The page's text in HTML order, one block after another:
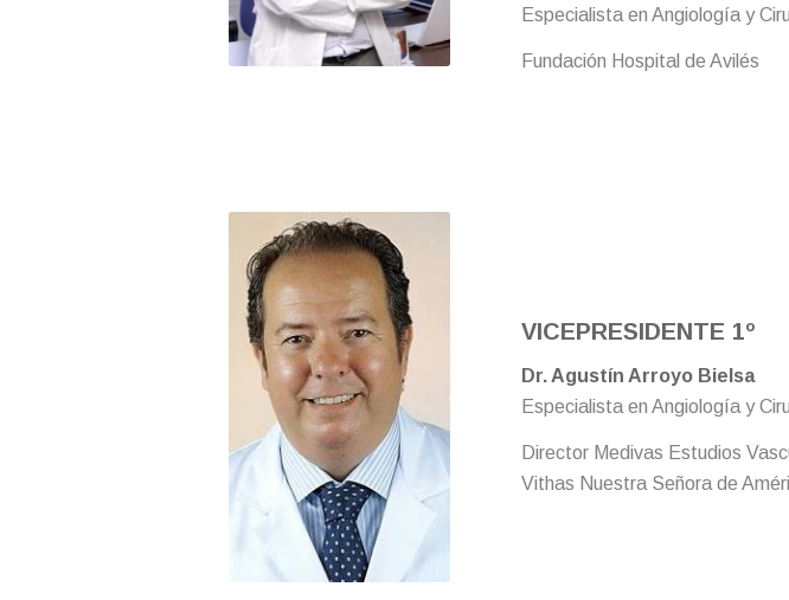
Especialista en Angiología y
Fundación Hospital de Avilés
VICEPRESIDENTE 1º
Dr. Agustín Arroyo Bielsa
Especialista en Angiología y
Director Medivas Estudios
Vithas Nuestra Señora de